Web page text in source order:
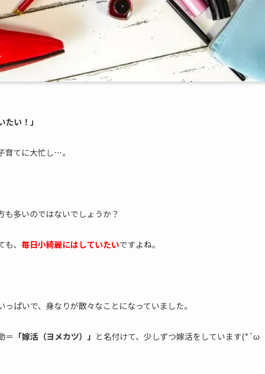
い！」
育てに大忙し…。
多いのではないでしょうか？
、 毎日小綺麗にはしていたいですよね。
ぱいで、身なりが散々なことになっていました。
＝ 「嫁活（ヨメカツ）」 と名付けて、少しずつ嫁活をしています(*´ω